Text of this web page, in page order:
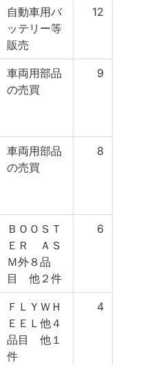
自動車用バ
ッテリー等
販売
12
車両用部品
の売買
9
車両用部品
の売買
8
ＢＯＯＳＴ
ＥＲ ＡＳ
Ｍ外８品
目 他２件
6
ＦＬＹＷＨ
ＥＥＬ他４
品目 他１
件
4